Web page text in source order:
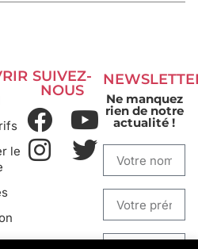
le
SUIVEZ-
NOUS
Ne manquez
rien de notre
actualité !